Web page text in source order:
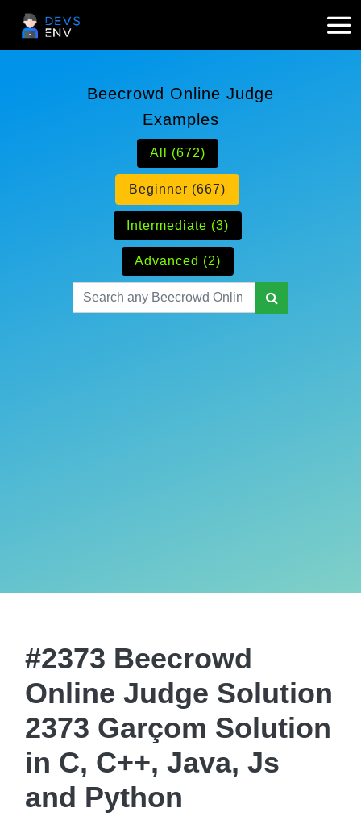
Beecrowd Online Judge
Examples
All (672)
Beginner (667)
Intermediate (3)
Advanced (2)
#2373 Beecrowd
Online Judge Solution
2373 Garçom Solution
in C, C++, Java, Js
and Python